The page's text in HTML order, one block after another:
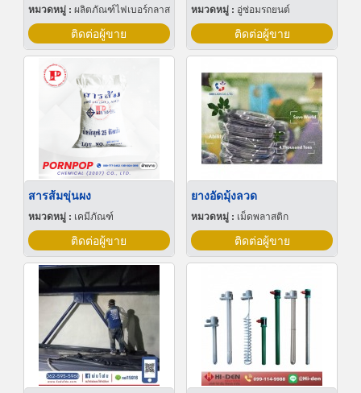
หมวดหมู่ : ผลิตภัณฑ์ไฟเบอร์กลาส
ติดต่อผู้ขาย
หมวดหมู่ : อู่ซ่อมรถยนต์
ติดต่อผู้ขาย
สารส้มขุ่นผง
หมวดหมู่ : เคมีภัณฑ์
ติดต่อผู้ขาย
ยางอัดมุ้งลวด
หมวดหมู่ : เม็ดพลาสติก
ติดต่อผู้ขาย